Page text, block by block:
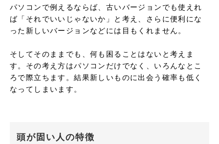
パソコンで例えるならば、古いバージョンでも使えれ
ば「それでいいじゃないか」と考え、さらに便利にな
った新しいバージョンなどには目もくれません。
そしてそのままでも、何も困ることはないと考えま
す。その考え方はパソコンだけでなく、いろんなとこ
ろで際立ちます。結果新しいものに出会う確率も低く
なってしまいます。
頭が固い人の特徴